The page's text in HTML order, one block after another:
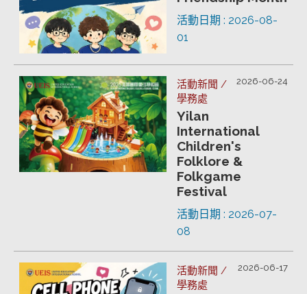
活動日期 : 2026-08-
01
2026-06-24
活動新聞 /
學務處
Yilan
International
Children's
Folklore &
Folkgame
Festival
活動日期 : 2026-07-
08
2026-06-17
活動新聞 /
學務處